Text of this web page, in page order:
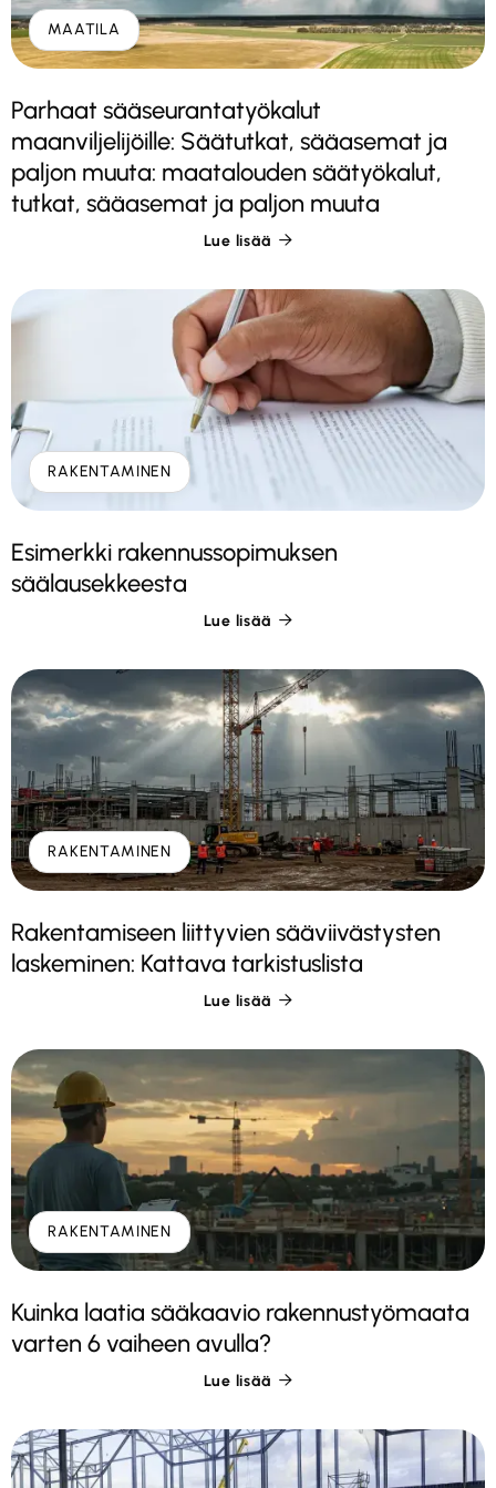
MAATILA
Parhaat sääseurantatyökalut
maanviljelijöille: Säätutkat, sääasemat ja
paljon muuta: maatalouden säätyökalut,
tutkat, sääasemat ja paljon muuta
Lue lisää 
RAKENTAMINEN
Esimerkki rakennussopimuksen
säälausekkeesta
Lue lisää 
RAKENTAMINEN
Rakentamiseen liittyvien sääviivästysten
laskeminen: Kattava tarkistuslista
Lue lisää 
RAKENTAMINEN
Kuinka laatia sääkaavio rakennustyömaata
varten 6 vaiheen avulla?
Lue lisää 